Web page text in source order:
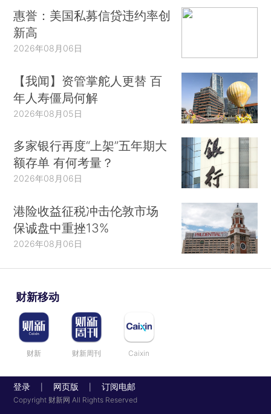
惠誉：美国私募信贷违约率创
新高
2026年08月06日
【我闻】资管掌舵人更替 百
年人寿僵局何解
2026年08月05日
多家银行再度“上架”五年期大
额存单 有何考量？
2026年08月06日
港险收益征税冲击伦敦市场
保诚盘中重挫13%
2026年08月06日
财新移动
财新 财新周刊 Caixin
登录 网页版 订阅电邮
Copyright 财新网 All Rights Reserved